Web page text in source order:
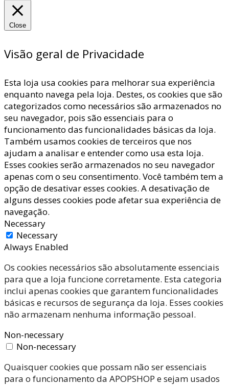
Close
Visão geral de Privacidade
Esta loja usa cookies para melhorar sua experiência
enquanto navega pela loja. Destes, os cookies que são
categorizados como necessários são armazenados no
seu navegador, pois são essenciais para o
funcionamento das funcionalidades básicas da loja.
Também usamos cookies de terceiros que nos
ajudam a analisar e entender como usa esta loja.
Esses cookies serão armazenados no seu navegador
apenas com o seu consentimento. Você também tem a
opção de desativar esses cookies. A desativação de
alguns desses cookies pode afetar sua experiência de
navegação.
Necessary
Necessary
Always Enabled
Os cookies necessários são absolutamente essenciais
para que a loja funcione corretamente. Esta categoria
inclui apenas cookies que garantem funcionalidades
básicas e recursos de segurança da loja. Esses cookies
não armazenam nenhuma informação pessoal.
Non-necessary
Non-necessary
Quaisquer cookies que possam não ser essenciais
para o funcionamento da APOPSHOP e sejam usados